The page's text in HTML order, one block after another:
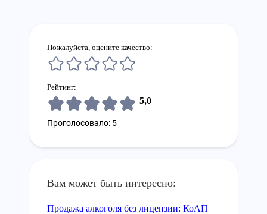
Пожалуйста, оцените качество:
Рейтинг:
5,0
Проголосовало: 5
Вам может быть интересно:
Продажа алкоголя без лицензии: КоАП